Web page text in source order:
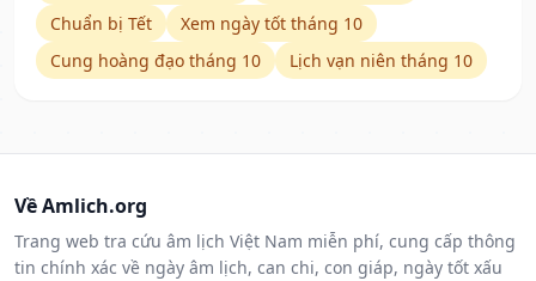
Chuẩn bị Tết
Xem ngày tốt tháng 10
Cung hoàng đạo tháng 10
Lịch vạn niên tháng 10
Về Amlich.org
Trang web tra cứu âm lịch Việt Nam miễn phí, cung cấp thông
tin chính xác về ngày âm lịch, can chi, con giáp, ngày tốt xấu